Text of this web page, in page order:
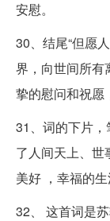
安慰。
30、结尾“但愿
界，向世间所有
挚的慰问和祝愿
31、词的下片
了人间天上、
美好 ，幸福的
32、 这首词是